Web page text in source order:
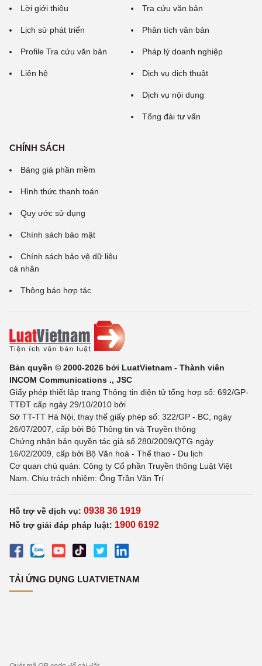
Lời giới thiệu
Lịch sử phát triển
Profile Tra cứu văn bản
Liên hệ
Tra cứu văn bản
Phân tích văn bản
Pháp lý doanh nghiệp
Dịch vụ dịch thuật
Dịch vụ nội dung
Tổng đài tư vấn
CHÍNH SÁCH
Bảng giá phần mềm
Hình thức thanh toán
Quy ước sử dụng
Chính sách bảo mật
Chính sách bảo vệ dữ liệu
cá nhân
Thông báo hợp tác
Bản quyền © 2000-2026 bởi LuatVietnam - Thành viên
INCOM Communications ., JSC
Giấy phép thiết lập trang Thông tin điện tử tổng hợp số: 692/GP-
TTĐT cấp ngày 29/10/2010 bởi
Sở TT-TT Hà Nội, thay thế giấy phép số: 322/GP - BC, ngày
26/07/2007, cấp bởi Bộ Thông tin và Truyền thông
Chứng nhận bản quyền tác giả số 280/2009/QTG ngày
16/02/2009, cấp bởi Bộ Văn hoá - Thể thao - Du lịch
Cơ quan chủ quản: Công ty Cổ phần Truyền thông Luật Việt
Nam. Chịu trách nhiệm: Ông Trần Văn Trí
Hỗ trợ về dịch vụ: 0938 36 1919
Hỗ trợ giải đáp pháp luật: 1900 6192
TẢI ỨNG DỤNG LUATVIETNAM